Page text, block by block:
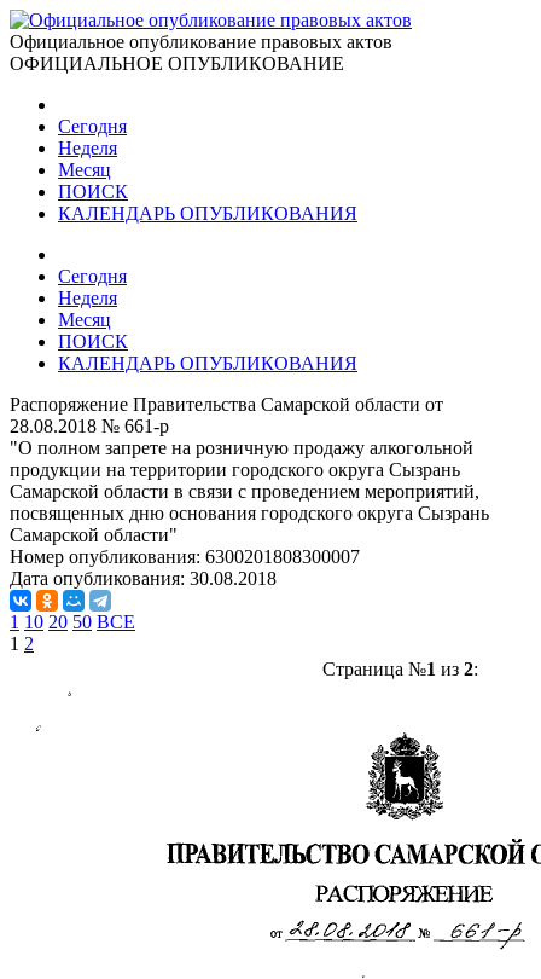
Официальное опубликование правовых актов
ОФИЦИАЛЬНОЕ ОПУБЛИКОВАНИЕ
Сегодня
Неделя
Месяц
ПОИСК
КАЛЕНДАРЬ ОПУБЛИКОВАНИЯ
Сегодня
Неделя
Месяц
ПОИСК
КАЛЕНДАРЬ ОПУБЛИКОВАНИЯ
Распоряжение Правительства Самарской области от
28.08.2018 № 661-р
"О полном запрете на розничную продажу алкогольной
продукции на территории городского округа Сызрань
Самарской области в связи с проведением мероприятий,
посвященных дню основания городского округа Сызрань
Самарской области"
Номер опубликования: 6300201808300007
Дата опубликования: 30.08.2018
1 10 20 50 ВСЕ
1 2
Страница №1 из 2: